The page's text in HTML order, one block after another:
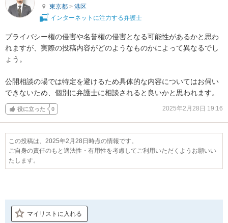
東京都 > 港区
インターネットに注力する弁護士
プライバシー権の侵害や名誉権の侵害となる可能性があるかと思わ
れますが、実際の投稿内容がどのようなものかによって異なるでし
ょう。
公開相談の場では特定を避けるため具体的な内容についてはお伺い
できないため、個別に弁護士に相談されると良いかと思われます。
役に立った 0 2025年2月28日 19:16
この投稿は、2025年2月28日時点の情報です。
ご自身の責任のもと適法性・有用性を考慮してご利用いただくようお願いい
たします。
マイリストに入れる